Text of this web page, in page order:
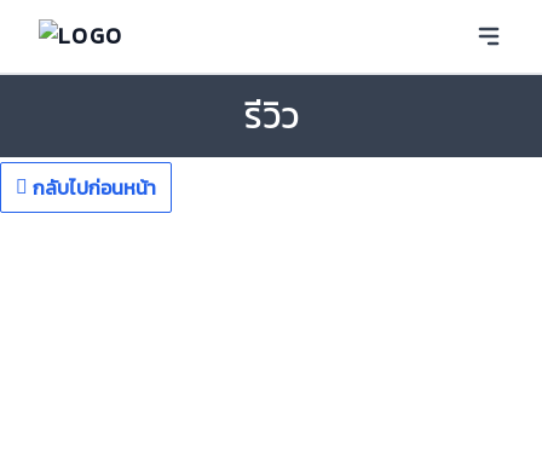
รีวิว
กลับไปก่อนหน้า